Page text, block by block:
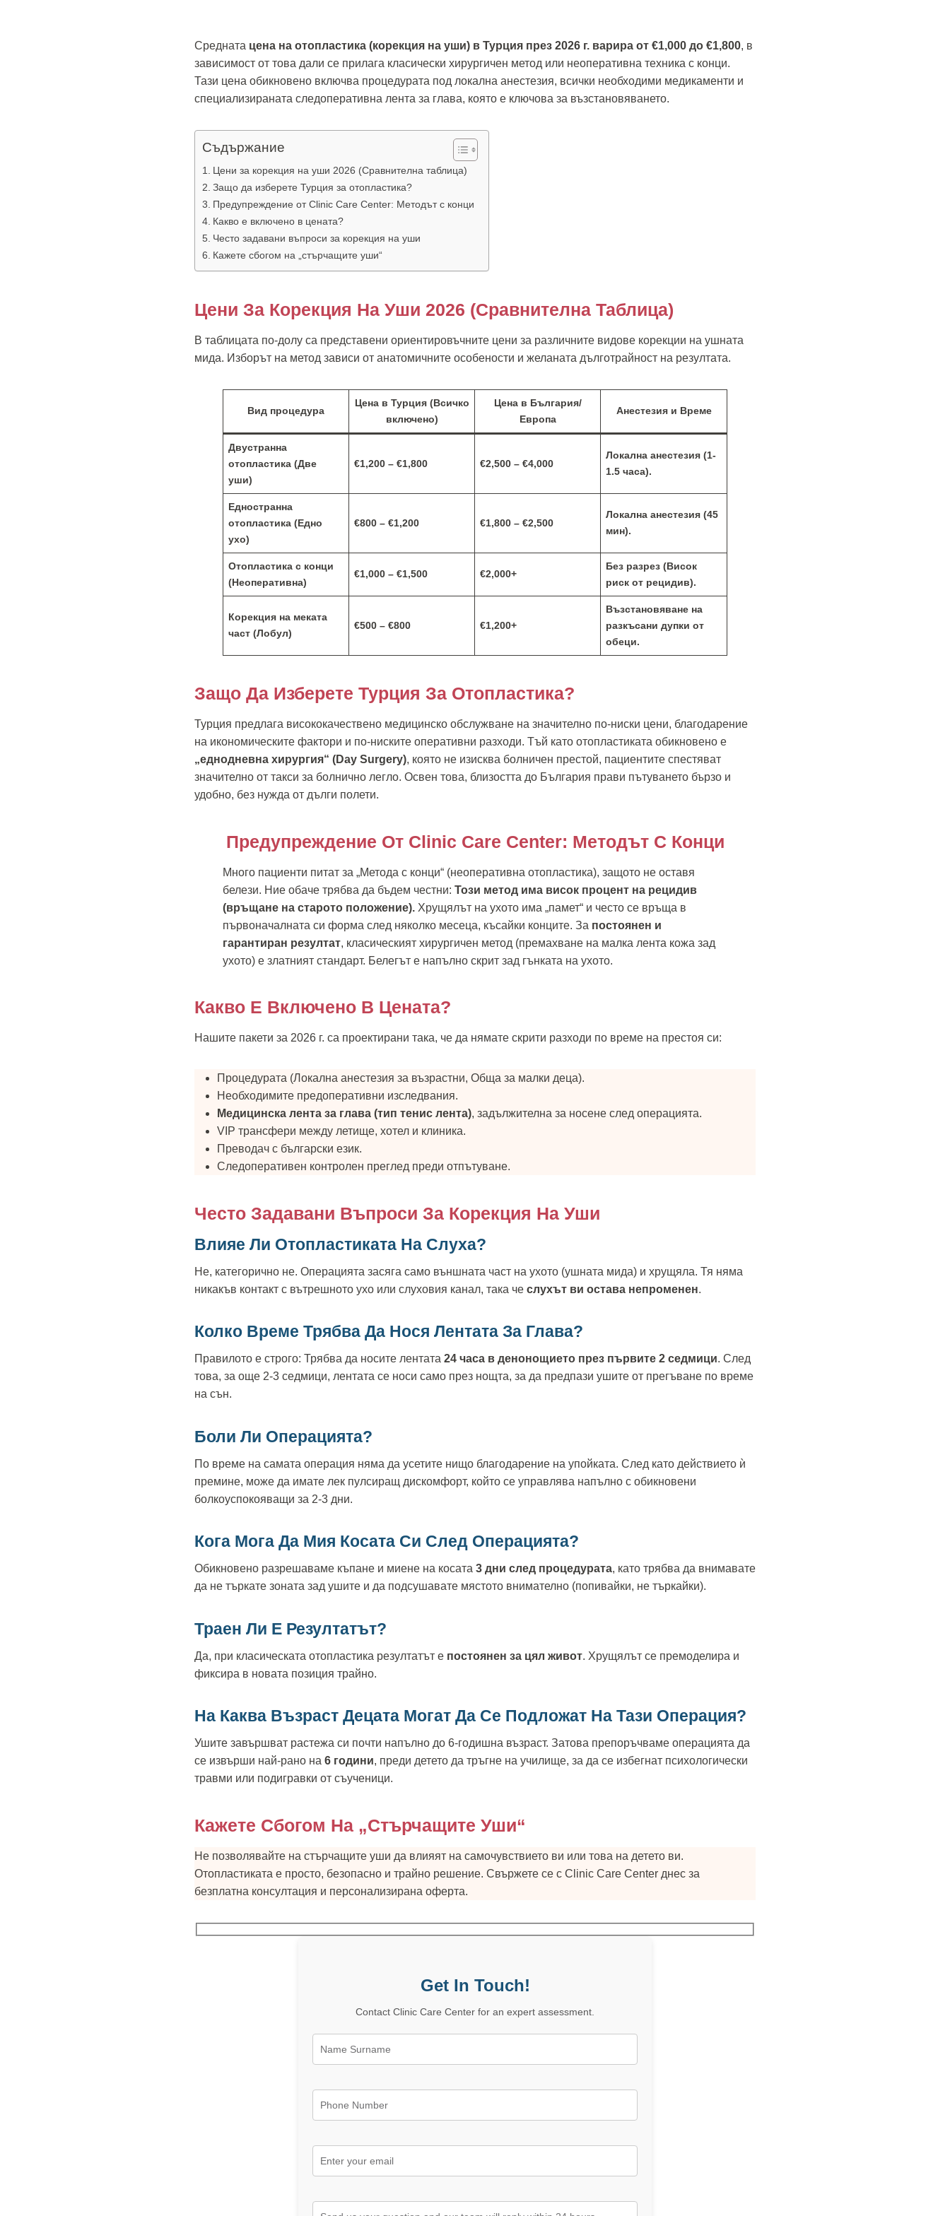
Средната цена на отопластика (корекция на уши) в Турция през 2026 г. варира от €1,000 до €1,800, в
зависимост от това дали се прилага класически хирургичен метод или неоперативна техника с конци.
Тази цена обикновено включва процедурата под локална анестезия, всички необходими медикаменти и
специализираната следоперативна лента за глава, която е ключова за възстановяването.
Съдържание
Цени за корекция на уши 2026 (Сравнителна таблица)
Защо да изберете Турция за отопластика?
Предупреждение от Clinic Care Center: Методът с конци
Какво е включено в цената?
Често задавани въпроси за корекция на уши
Кажете сбогом на „стърчащите уши“
Цени За Корекция На Уши 2026 (Сравнителна Таблица)
В таблицата по-долу са представени ориентировъчните цени за различните видове корекции на ушната
мида. Изборът на метод зависи от анатомичните особености и желаната дълготрайност на резултата.
Вид процедура
Цена в Турция (Всичко
включено)
Цена в България/
Европа
Анестезия и Време
Двустранна
отопластика (Две
уши)
€1,200 – €1,800 €2,500 – €4,000
Локална анестезия (1-
1.5 часа).
Едностранна
отопластика (Едно
ухо)
€800 – €1,200 €1,800 – €2,500
Локална анестезия (45
мин).
Отопластика с конци
(Неоперативна)
€1,000 – €1,500 €2,000+
Без разрез (Висок
риск от рецидив).
Корекция на меката
част (Лобул)
€500 – €800 €1,200+
Възстановяване на
разкъсани дупки от
обеци.
Защо Да Изберете Турция За Отопластика?
Турция предлага висококачествено медицинско обслужване на значително по-ниски цени, благодарение
на икономическите фактори и по-ниските оперативни разходи. Тъй като отопластиката обикновено е
„еднодневна хирургия“ (Day Surgery), която не изисква болничен престой, пациентите спестяват
значително от такси за болнично легло. Освен това, близостта до България прави пътуването бързо и
удобно, без нужда от дълги полети.
Предупреждение От Clinic Care Center: Методът С Конци
Много пациенти питат за „Метода с конци“ (неоперативна отопластика), защото не оставя
белези. Ние обаче трябва да бъдем честни: Този метод има висок процент на рецидив
(връщане на старото положение). Хрущялът на ухото има „памет“ и често се връща в
първоначалната си форма след няколко месеца, късайки конците. За постоянен и
гарантиран резултат, класическият хирургичен метод (премахване на малка лента кожа зад
ухото) е златният стандарт. Белегът е напълно скрит зад гънката на ухото.
Какво Е Включено В Цената?
Нашите пакети за 2026 г. са проектирани така, че да нямате скрити разходи по време на престоя си:
Процедурата (Локална анестезия за възрастни, Обща за малки деца).
Необходимите предоперативни изследвания.
Медицинска лента за глава (тип тенис лента), задължителна за носене след операцията.
VIP трансфери между летище, хотел и клиника.
Преводач с български език.
Следоперативен контролен преглед преди отпътуване.
Често Задавани Въпроси За Корекция На Уши
Влияе Ли Отопластиката На Слуха?
Не, категорично не. Операцията засяга само външната част на ухото (ушната мида) и хрущяла. Тя няма
никакъв контакт с вътрешното ухо или слуховия канал, така че слухът ви остава непроменен.
Колко Време Трябва Да Нося Лентата За Глава?
Правилото е строго: Трябва да носите лентата 24 часа в денонощието през първите 2 седмици. След
това, за още 2-3 седмици, лентата се носи само през нощта, за да предпази ушите от прегъване по време
на сън.
Боли Ли Операцията?
По време на самата операция няма да усетите нищо благодарение на упойката. След като действието ѝ
премине, може да имате лек пулсиращ дискомфорт, който се управлява напълно с обикновени
болкоуспокояващи за 2-3 дни.
Кога Мога Да Мия Косата Си След Операцията?
Обикновено разрешаваме къпане и миене на косата 3 дни след процедурата, като трябва да внимавате
да не търкате зоната зад ушите и да подсушавате мястото внимателно (попивайки, не търкайки).
Траен Ли Е Резултатът?
Да, при класическата отопластика резултатът е постоянен за цял живот. Хрущялът се премоделира и
фиксира в новата позиция трайно.
На Каква Възраст Децата Могат Да Се Подложат На Тази Операция?
Ушите завършват растежа си почти напълно до 6-годишна възраст. Затова препоръчваме операцията да
се извърши най-рано на 6 години, преди детето да тръгне на училище, за да се избегнат психологически
травми или подигравки от съученици.
Кажете Сбогом На „стърчащите Уши“
Не позволявайте на стърчащите уши да влияят на самочувствието ви или това на детето ви.
Отопластиката е простo, безопасно и трайно решение. Свържете се с Clinic Care Center днес за
безплатна консултация и персонализирана оферта.
Get In Touch!
Contact Clinic Care Center for an expert assessment.